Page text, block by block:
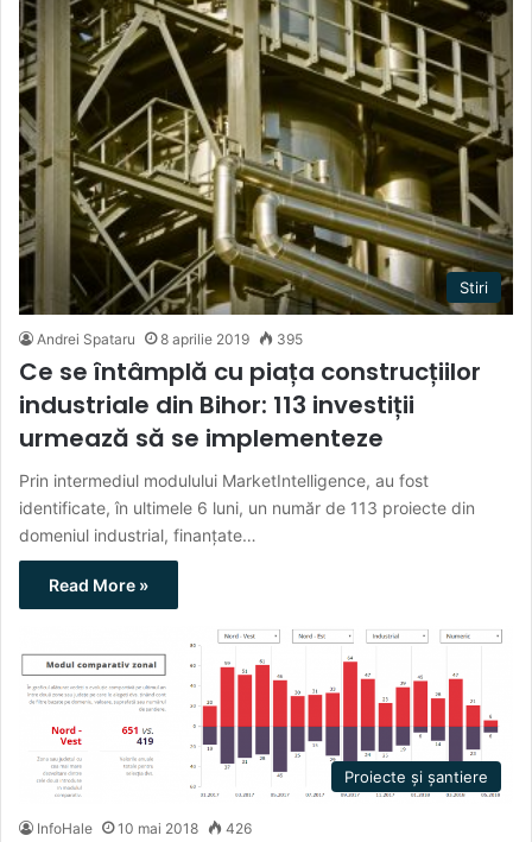
Stiri
Andrei Spataru 8 aprilie 2019 395
Ce se întâmplă cu piața construcțiilor
industriale din Bihor: 113 investiții
urmează să se implementeze
Prin intermediul modulului MarketIntelligence, au fost
identificate, în ultimele 6 luni, un număr de 113 proiecte din
domeniul industrial, finanțate…
Read More »
Proiecte și șantiere
InfoHale 10 mai 2018 426